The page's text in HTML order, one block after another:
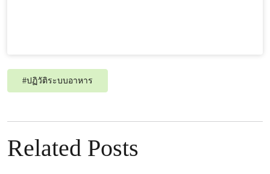
#ปฏิวัติระบบอาหาร
Related Posts